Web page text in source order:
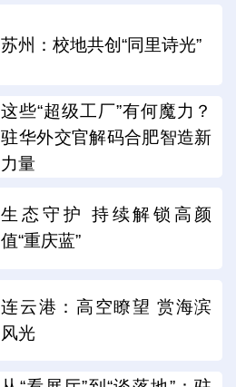
苏州：校地共创“同里诗光”
这些“超级工厂”有何魔力？
驻华外交官解码合肥智造新
力量
生态守护 持续解锁高颜
值“重庆蓝”
连云港：高空瞭望 赏海滨
风光